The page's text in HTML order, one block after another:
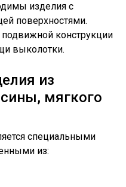
изделия с
поверхностями.
подвижной конструкции
выколотки.
из
мягкого
специальными
из: